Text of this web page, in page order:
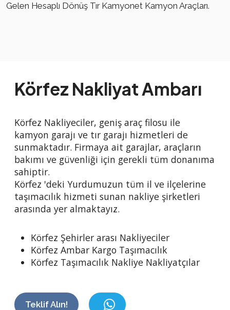
Gelen Hesaplı Dönüş Tır Kamyonet Kamyon Araçları.
Körfez Nakliyat Ambarı
Körfez Nakliyeciler, geniş araç filosu ile
kamyon garajı ve tır garajı hizmetleri de
sunmaktadır. Firmaya ait garajlar, araçların
bakımı ve güvenliği için gerekli tüm donanıma
sahiptir.
Körfez 'deki Yurdumuzun tüm il ve ilçelerine
taşımacılık hizmeti sunan nakliye şirketleri
arasında yer almaktayız.
Körfez Şehirler arası Nakliyeciler
Körfez Ambar Kargo Taşımacılık
Körfez Taşımacılık Nakliye Nakliyatçılar
Teklif Alın!